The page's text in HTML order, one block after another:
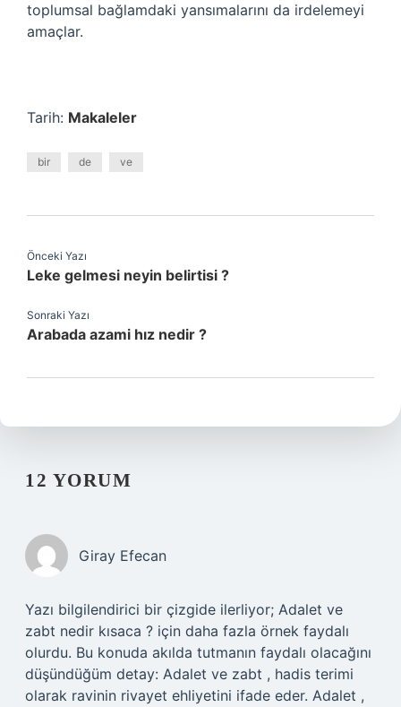
toplumsal bağlamdaki yansımalarını da irdelemeyi
amaçlar.
Tarih: Makaleler
bir de ve
Önceki Yazı
Leke gelmesi neyin belirtisi ?
Sonraki Yazı
Arabada azami hız nedir ?
12 YORUM
Giray Efecan
Yazı bilgilendirici bir çizgide ilerliyor; Adalet ve
zabt nedir kısaca ? için daha fazla örnek faydalı
olurdu. Bu konuda akılda tutmanın faydalı olacağını
düşündüğüm detay: Adalet ve zabt , hadis terimi
olarak ravinin rivayet ehliyetini ifade eder. Adalet ,